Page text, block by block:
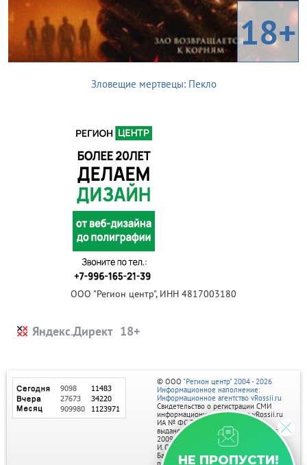
18+
Зловещие мертвецы: Пекло
ООО "Регион центр", ИНН 4817003180
Яндекс.Директ
НЕ ПРОПУСТИ!
© ООО "Регион центр" 2004 - 2026
Информационное наполнение:
Информационное агентство vRossii.ru
Свидетельство о регистрации СМИ
информационного агентства vRossii.ru
ИА № ФС 77‑35502
выдано РОСКОМНАДЗОРом 04 марта
2009г.
И. О. Главного редактора Нарыков А. Н.
Баннеры на портале размещаются на